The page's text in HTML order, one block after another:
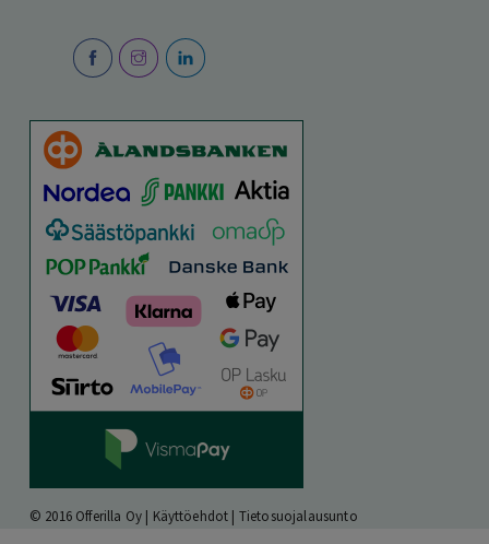
© 2016 Offerilla Oy | Käyttöehdot | Tietosuojalausunto